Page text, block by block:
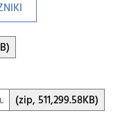
(zip, 511,299.58KB)